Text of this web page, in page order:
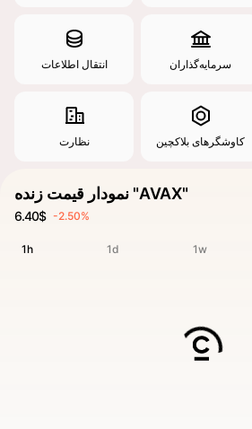
انتقال اطلاعات سرمایه‌گذاران
نظارت کاوشگرهای بلاکچین
نمودار قیمت زنده "AVAX"
6.40$ -2.50%
1h 1d 1w